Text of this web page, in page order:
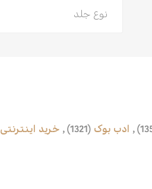
نوع جلد
, ادب بوک (1321)
, خرید اینترنتی